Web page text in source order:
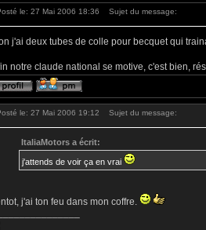
le: 27 Mai 2006 18:36 Sujet du message:
j'ai deux tubes de colle pour becquet qui
notre claude national se motive, c'est bien,
le: 27 Mai 2006 19:12 Sujet du message:
ItaliaMotors a écrit:
j'attends de voir ça en vrai
j'ai ton feu dans mon coffre.